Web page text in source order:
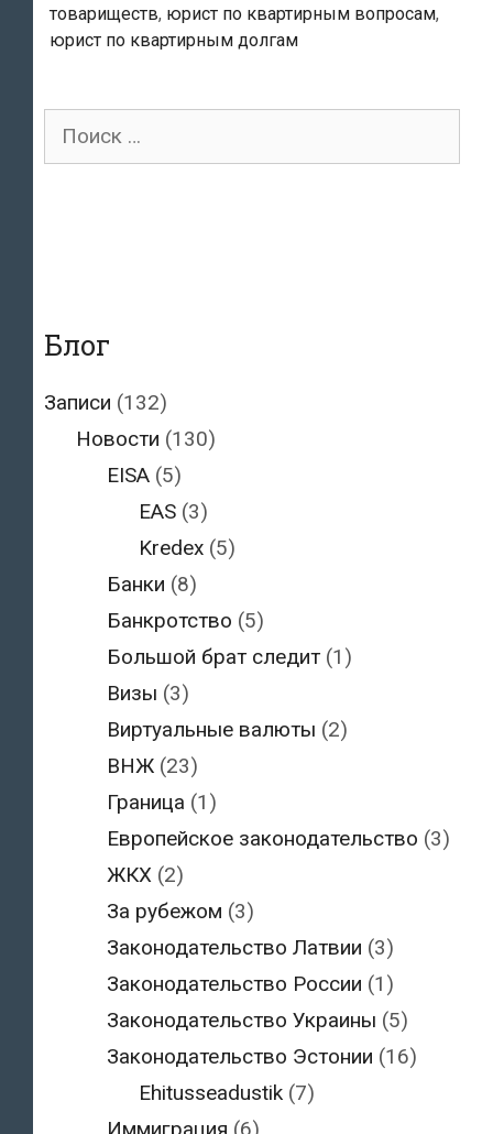
товариществ, юрист по квартирным вопросам,
юрист по квартирным долгам
Поиск
Блог
Записи (132)
Новости (130)
EISA (5)
EAS(3)
Kredex(5)
Банки (8)
Банкротство (5)
Большой брат следит (1)
Визы (3)
Виртуальные валюты (2)
ВНЖ (23)
Граница (1)
Европейское законодательство (3)
ЖКХ (2)
За рубежом (3)
Законодательство Латвии (3)
Законодательство России (1)
Законодательство Украины (5)
Законодательство Эстонии (16)
Ehitusseadustik(7)